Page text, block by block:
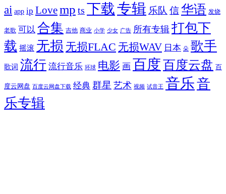
ai app ip Lovemp ts 下载专辑 乐队 信华语 发烧
老歌 可以 合集 吉他 商业 小学 少女 广告 所有专辑 打包下
载 摇滚 无损 无损FLAC 无损WAV 日本 朵 歌手
歌词 流行 流行音乐 环球 电影 画 百度百度云盘 百
度云网盘 百度云网盘下载 经典 群星 艺术 视频 试音王 音乐音
乐专辑